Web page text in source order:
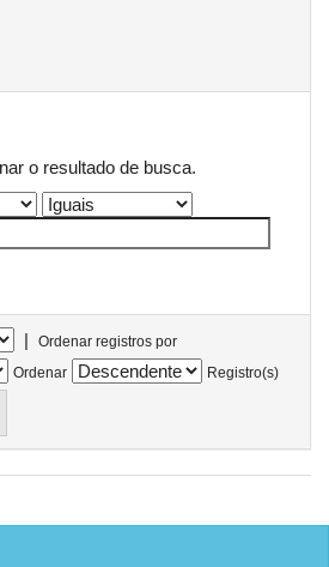
o resultado de busca.
|
Ordenar registros por
Ordenar
Registro(s)